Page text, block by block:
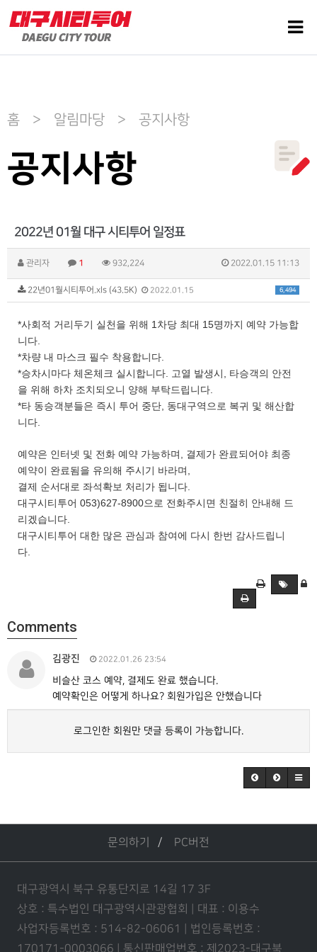
홈 > 알림마당 > 공지사항
공지사항
2022년 01월 대구 시티투어 일정표
관리자 1 932,224 2022.01.15 11:13
6,494
22년01월시티투어.xls (43.5K) 2022.01.15
*사회적 거리두기 실천을 위해 1차당 최대 15명까지 예약 가능합
니다.
*차량 내 마스크 필수 착용합니다.
*승차시마다 체온체크 실시합니다. 고열 발생시, 타승객의 안전
을 위해 하차 조치되오니 양해 부탁드립니다.
*타 동승객분들은 즉시 투어 중단, 동대구역으로 복귀 및 해산합
니다.
예약은 인터넷 및 전화 예약 가능하며, 결제가 완료되어야 최종
예약이 완료됨을 유의해 주시기 바라며,
결제 순서대로 좌석확보 처리가 됩니다.
대구시티투어 053)627-8900으로 전화주시면 친절히 안내해 드
리겠습니다.
대구시티투어 대한 많은 관심과 참여에 다시 한번 감사드립니
다.
Comments
김광진 2022.01.26 23:54
비슬산 코스 예약, 결제도 완료 했습니다.
예약확인은 어떻게 하나요? 회원가입은 안했습니다
로그인한 회원만 댓글 등록이 가능합니다.
문의하기 PC버전
대구광역시 북구 유통단지로 14길 17 3F
상호 : 특수법인 대구광역시관광협회 | 대표 : 이용수
사업자등록번호 : 514-82-06061 | 법인등록번호 :
170171-0003066 | 통신판매업번호 : 제2023-대구북